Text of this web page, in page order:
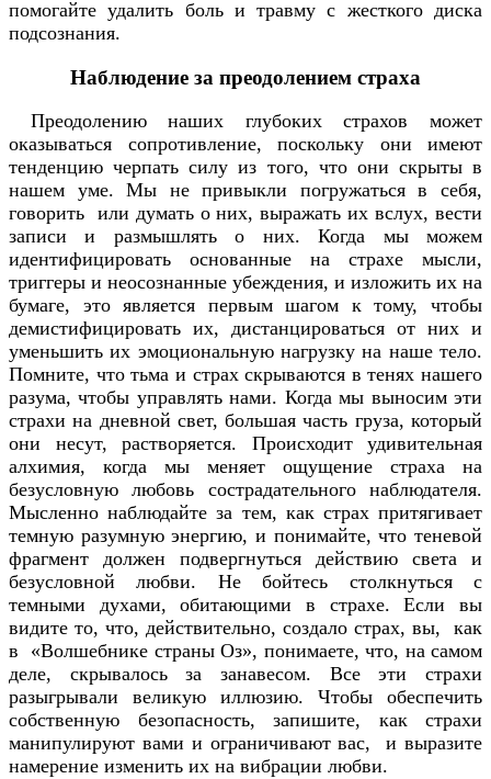
помогайте удалить боль и травму с жесткого диска
подсознания.
Наблюдение за преодолением страха
Преодолению наших глубоких страхов может
оказываться сопротивление, поскольку они имеют
тенденцию черпать силу из того, что они скрыты в
нашем уме. Мы не привыкли погружаться в себя,
говорить или думать о них, выражать их вслух, вести
записи и размышлять о них. Когда мы можем
идентифицировать основанные на страхе мысли,
триггеры и неосознанные убеждения, и изложить их на
бумаге, это является первым шагом к тому, чтобы
демистифицировать их, дистанцироваться от них и
уменьшить их эмоциональную нагрузку на наше тело.
Помните, что тьма и страх скрываются в тенях нашего
разума, чтобы управлять нами. Когда мы выносим эти
страхи на дневной свет, большая часть груза, который
они несут, растворяется. Происходит удивительная
алхимия, когда мы меняет ощущение страха на
безусловную любовь сострадательного наблюдателя.
Мысленно наблюдайте за тем, как страх притягивает
темную разумную энергию, и понимайте, что теневой
фрагмент должен подвергнуться действию света и
безусловной любви. Не бойтесь столкнуться с
темными духами, обитающими в страхе. Если вы
видите то, что, действительно, создало страх, вы, как
в «Волшебнике страны Оз», понимаете, что, на самом
деле, скрывалось за занавесом. Все эти страхи
разыгрывали великую иллюзию. Чтобы обеспечить
собственную безопасность, запишите, как страхи
манипулируют вами и ограничивают вас, и выразите
намерение изменить их на вибрации любви.